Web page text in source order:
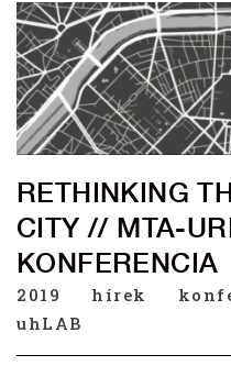
RETHINKING
CITY // MTA-
KONFERENCIA
2019 hírek
uhLAB